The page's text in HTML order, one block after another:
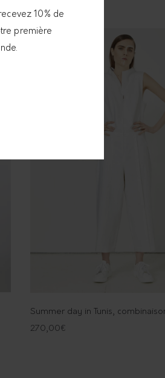
Summer day in Tunis,
270,00€
10% de
première